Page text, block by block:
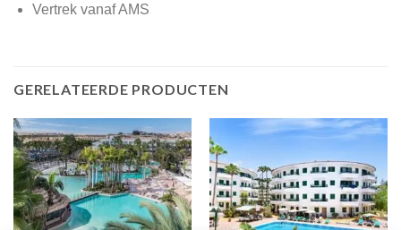
Vertrek vanaf AMS
GERELATEERDE PRODUCTEN